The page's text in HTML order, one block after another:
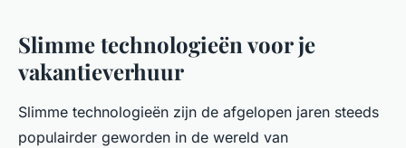
Slimme technologieën voor je
vakantieverhuur
Slimme technologieën zijn de afgelopen jaren steeds
populairder geworden in de wereld van